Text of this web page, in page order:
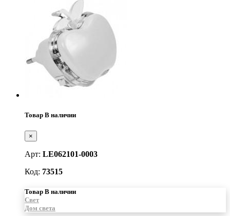
Товар В наличии
×
Арт: LE062101-0003
Код: 73515
Товар В наличии
Свет
Дом света